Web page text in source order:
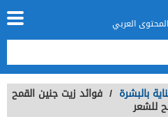
العربي
بالبشرة / فوائد زيت جنين القمح
للشعر